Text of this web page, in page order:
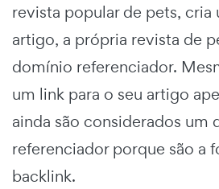
revista popular de pets, cria
artigo, a própria revista de
domínio referenciador.
um link para o seu artigo
ainda são considerados um
referenciador porque são a
backlink.